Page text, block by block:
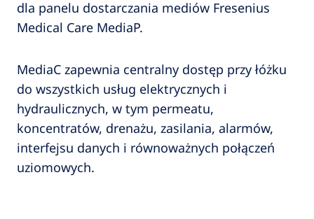
dla panelu dostarczania mediów Fresenius
Medical Care MediaP.
MediaC zapewnia centralny dostęp przy łóżku
do wszystkich usług elektrycznych i
hydraulicznych, w tym permeatu,
koncentratów, drenażu, zasilania, alarmów,
interfejsu danych i równoważnych połączeń
uziomowych.